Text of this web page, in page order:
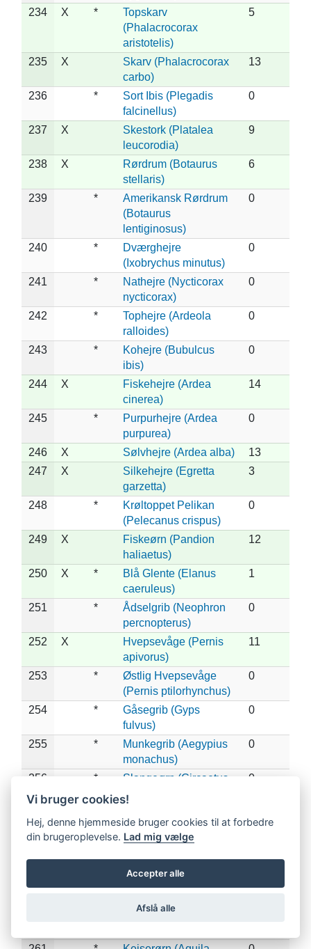
234 X *
Topskarv
(Phalacrocorax
aristotelis)
5
235 X
Skarv (Phalacrocorax
carbo)
13
236 *
Sort Ibis (Plegadis
falcinellus)
0
237 X
Skestork (Platalea
leucorodia)
9
238 X
Rørdrum (Botaurus
stellaris)
6
239 *
Amerikansk Rørdrum
(Botaurus
lentiginosus)
0
240 *
Dværghejre
(Ixobrychus minutus)
0
241 *
Nathejre (Nycticorax
nycticorax)
0
242 *
Tophejre (Ardeola
ralloides)
0
243 *
Kohejre (Bubulcus
ibis)
0
244 X
Fiskehejre (Ardea
cinerea)
14
245 *
Purpurhejre (Ardea
purpurea)
0
246 X Sølvhejre (Ardea alba)
13
247
X
Silkehejre (Egretta
garzetta)
3
248 *
Krøltoppet Pelikan
(Pelecanus crispus)
0
249 X
Fiskeørn (Pandion
haliaetus)
12
250 X *
Blå Glente (Elanus
caeruleus)
1
251 *
Ådselgrib (Neophron
percnopterus)
0
252 X
Hvepsevåge (Pernis
apivorus)
11
253 *
Østlig Hvepsevåge
(Pernis ptilorhynchus)
0
254 *
Gåsegrib (Gyps
fulvus)
0
255 *
Munkegrib (Aegypius
monachus)
0
256 *
Slangeørn (Circaetus
gallicus)
0
(Clanga pomarina)
Stor Skrigeørn
(Clanga clanga)
Dværgørn (Hieraaetus
Steppeørn (Aquila
Vi bruger cookies!
Hej, denne hjemmeside bruger cookies til at forbedre
din brugeroplevelse. Lad mig vælge
Accepter alle
Afslå alle